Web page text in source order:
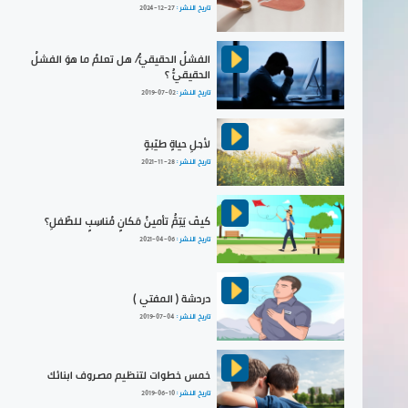
تاريخ النشر :2024-12-27
الفشلُ الحقيقيُّ/ هل تعلمُ ما هوَ الفشلُ
الحقيقيُّ ؟
تاريخ النشر :2019-07-02
لأجلِ حياةٍ طيّبةٍ
تاريخ النشر :2021-11-28
كيفَ يَتِمُّ تأمينُ مَكانٍ مُناسِبٍ للطِّفلِ؟
تاريخ النشر :2021-04-06
دردشة ( المفتي )
تاريخ النشر : 2019-07-04
خمس خطوات لتنظيم مصروف ابنائك
تاريخ النشر :2019-06-10